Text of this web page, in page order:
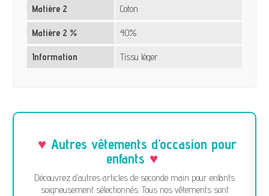
Matière 2 Coton
Matière 2 % 40%
Information Tissu léger
Autres vêtements d’occasion pour
enfants
Découvrez d’autres articles de seconde main pour enfants
soigneusement sélectionnés. Tous nos vêtements sont